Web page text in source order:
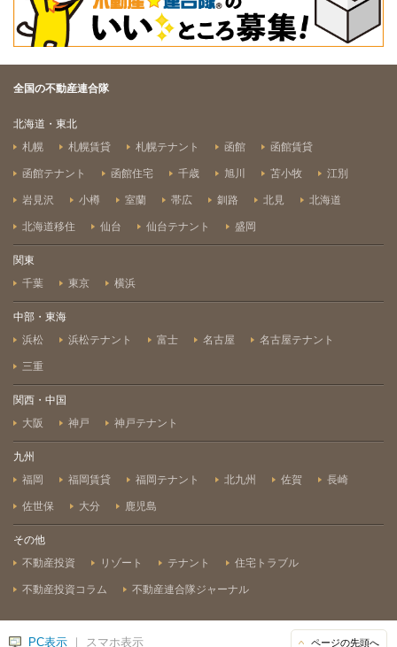
全国の不動産連合隊
北海道・東北
札幌
札幌賃貸 札幌テナント 函館 函館賃貸
函館テナント 函館住宅 千歳 旭川 苫小牧 江別
岩見沢 小樽 室蘭 帯広 釧路 北見 北海道
北海道移住 仙台 仙台テナント 盛岡
関東
千葉
東京 横浜
中部・東海
浜松
浜松テナント 富士 名古屋 名古屋テナント
三重
関西・中国
大阪
神戸 神戸テナント
九州
福岡
福岡賃貸 福岡テナント 北九州 佐賀 長崎
佐世保 大分 鹿児島
その他
不動産投資
リゾート テナント 住宅トラブル
不動産投資コラム 不動産連合隊ジャーナル
PC表示 ｜ スマホ表示 ページの先頭へ